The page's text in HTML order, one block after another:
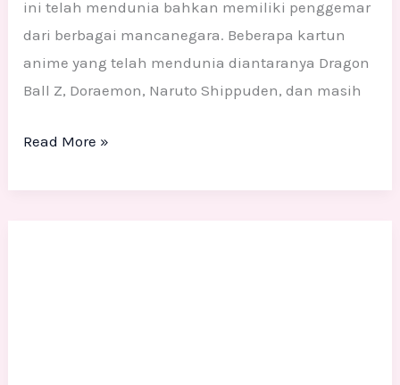
ini telah mendunia bahkan memiliki penggemar
dari berbagai mancanegara. Beberapa kartun
anime yang telah mendunia diantaranya Dragon
Ball Z, Doraemon, Naruto Shippuden, dan masih
Read More »